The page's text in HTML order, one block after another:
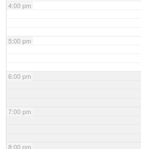
4:00 pm
5:00 pm
6:00 pm
7:00 pm
8:00 pm